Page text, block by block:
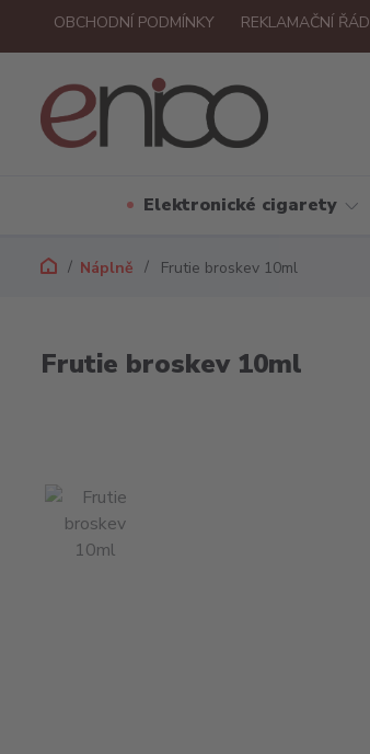
OBCHODNÍ PODMÍNKY REKLAMAČNÍ ŘÁD
Elektronické cigarety
Náplně Frutie broskev 10ml
Frutie broskev 10ml